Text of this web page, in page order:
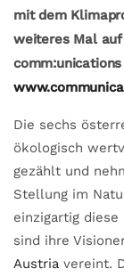
mit dem
weiteres Mal
Die sechs
ökologisch
gezählt und
Stellung im
einzigartig
sind ihre
Austria vereint.